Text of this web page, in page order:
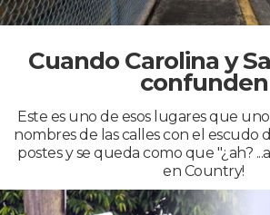
Cuando Carolina y
confunden
Este es uno de esos lugares que
nombres de las calles con el escudo
postes y se queda como que "¿ah?
en Country!